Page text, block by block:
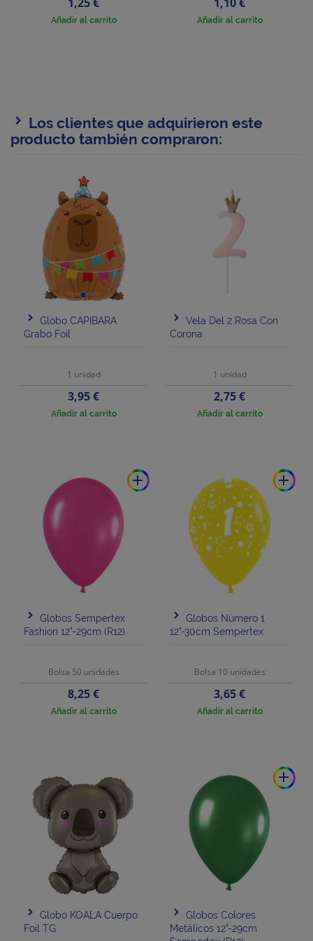
Añadir al carrito Añadir al carrito
Los clientes que adquirieron este
producto también compraron:
Globo CAPIBARA
Grabo Foil
1 unidad
Precio
3,95 €
Añadir al carrito
Vela Del 2 Rosa Con
Corona
1 unidad
Precio
2,75 €
Añadir al carrito
add
Globos Sempertex
Fashion 12"-29cm (R12)
Bolsa 50 unidades
Precio
8,25 €
Añadir al carrito
add
Globos Número 1
12"-30cm Sempertex
Bolsa 10 unidades
Precio
3,65 €
Añadir al carrito
Globo KOALA Cuerpo
Foil TG
add
Globos Colores
Metálicos 12"-29cm